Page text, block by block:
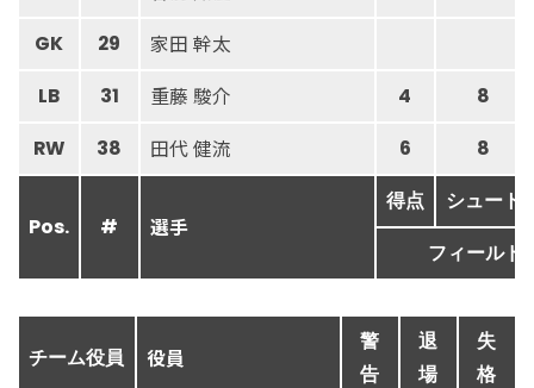
GK 29 家田 幹太
LB 31 重藤 駿介 4 8
RW 38 田代 健流 6 8
Pos. # 選手
得点 シュート
フィールド
チーム役員 役員
警
告
退
場
失
格